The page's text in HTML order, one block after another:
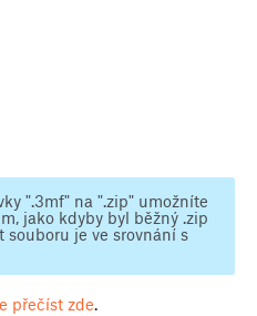
".3mf" na ".zip" umožníte
jako kdyby byl běžný .zip
souboru je ve srovnání s
přečíst zde.